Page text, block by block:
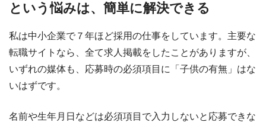
という悩みは、簡単に解決できる
私は中小企業で７年ほど採用の仕事をしています。主要な
転職サイトなら、全て求人掲載をしたことがありますが、
いずれの媒体も、応募時の必須項目に「子供の有無」はな
いはずです。
名前や生年月日などは必須項目で入力しないと応募できな